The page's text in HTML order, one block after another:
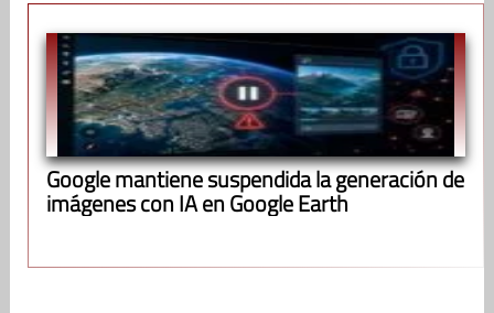
Google mantiene suspendida la generación de
imágenes con IA en Google Earth